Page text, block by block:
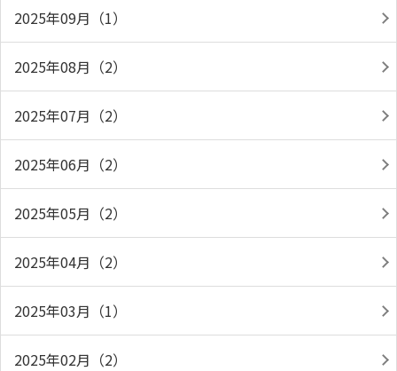
2025年09月（1）
2025年08月（2）
2025年07月（2）
2025年06月（2）
2025年05月（2）
2025年04月（2）
2025年03月（1）
2025年02月（2）